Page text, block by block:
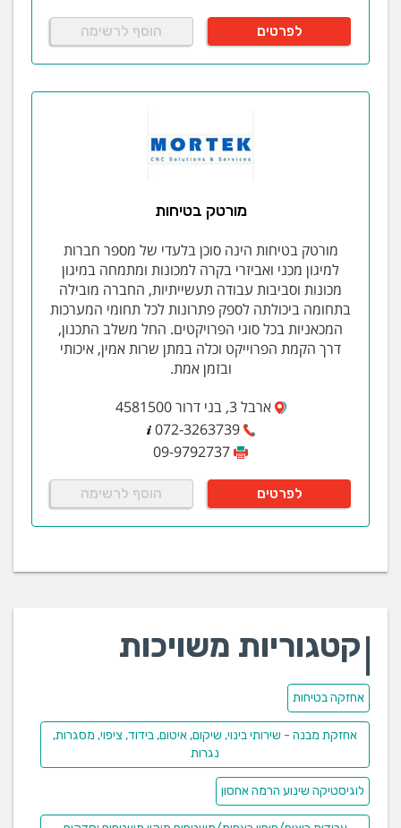
לפרטים הוסף לרשימה
מורטק בטיחות
מורטק בטיחות הינה סוכן בלעדי של מספר חברות
למיגון מכני ואביזרי בקרה למכונות ומתמחה במיגון
מכונות וסביבות עבודה תעשייתיות, החברה מובילה
בתחומה ביכולתה לספק פתרונות לכל תחומי המערכות
המכאניות בכל סוגי הפרויקטים. החל משלב התכנון,
דרך הקמת הפרוייקט וכלה במתן שרות אמין, איכותי
ובזמן אמת.
ארבל 3, בני דרור 4581500
072-3263739
09-9792737
לפרטים הוסף לרשימה
קטגוריות משויכות
אחזקה בטיחות
אחזקת מבנה - שירותי בינוי, שיקום, איטום, בידוד, ציפוי, מסגרות,
נגרות
לוגיסטיקה שינוע הרמה אחסון